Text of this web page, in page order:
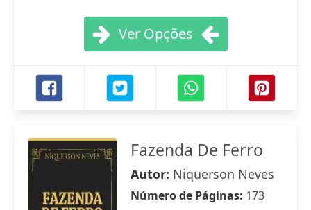
Ver Opções
Fazenda De Ferro
Autor: Niquerson Neves
Número de Páginas: 173